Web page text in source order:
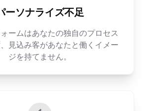
ーソナライズ不足
ームはあなたの独自のプロセス
見込み客があなたと働くイメー
ジを持てません。